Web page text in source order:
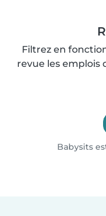
Filtrez en
revue les emplois
Babysits